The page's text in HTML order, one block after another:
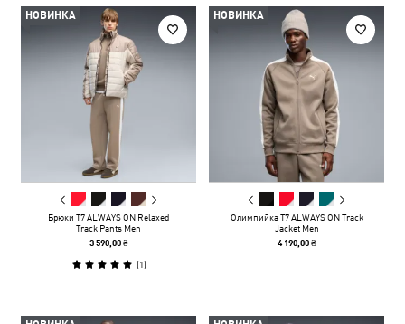
НОВИНКА
Брюки T7 ALWAYS ON Relaxed
Track Pants Men
3 590,00 ₴
(1)
НОВИНКА
Олимпийка T7 ALWAYS ON Track
Jacket Men
4 190,00 ₴